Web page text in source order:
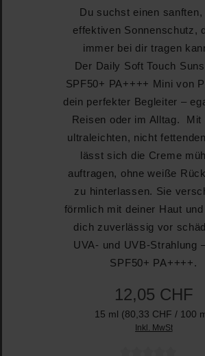
Du suchst einen sanften,
effektiven Sonnenschutz,
immer bei dir tragen
Der Daily Soft Touch
SPF50+ PA++++ Mini von
dein perfekter Begleiter –
Reisen oder im Alltag. Mit
ultraleichten, nicht
lässt sich die Creme
auftragen, ohne weiße
zu hinterlassen. Sie
förmlich mit deiner Haut
dich zuverlässig vor
UVA- und UVB-Strahlung
SPF50+ PA++++.
12,05 CHF
15 ml (80,33 CHF / 100
Inkl. MwSt